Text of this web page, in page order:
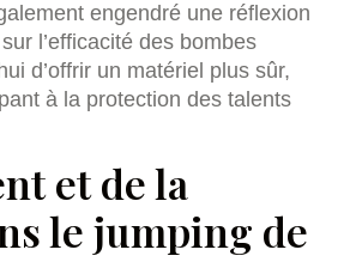
engendré une réflexion
l’efficacité des bombes
d’offrir un matériel plus sûr,
à la protection des talents
et de la
le jumping de